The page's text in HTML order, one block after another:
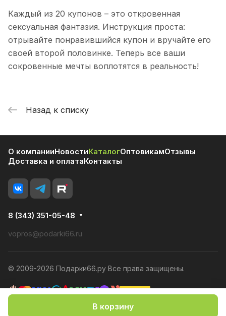
В корзину
Каждый из 20 купонов – это откровенная
сексуальная фантазия. Инструкция проста:
отрывайте понравившийся купон и вручайте его
своей второй половинке. Теперь все ваши
сокровенные мечты воплотятся в реальность!
Назад к списку
О компанииНовостиКаталогОптовикамОтзывы
Доставка и оплатаКонтакты
8 (343) 351-05-48
vopros@podarki66.ru
© 2009-2026 Подарки66.ру Все права защищены.
Политика конфиденциальности